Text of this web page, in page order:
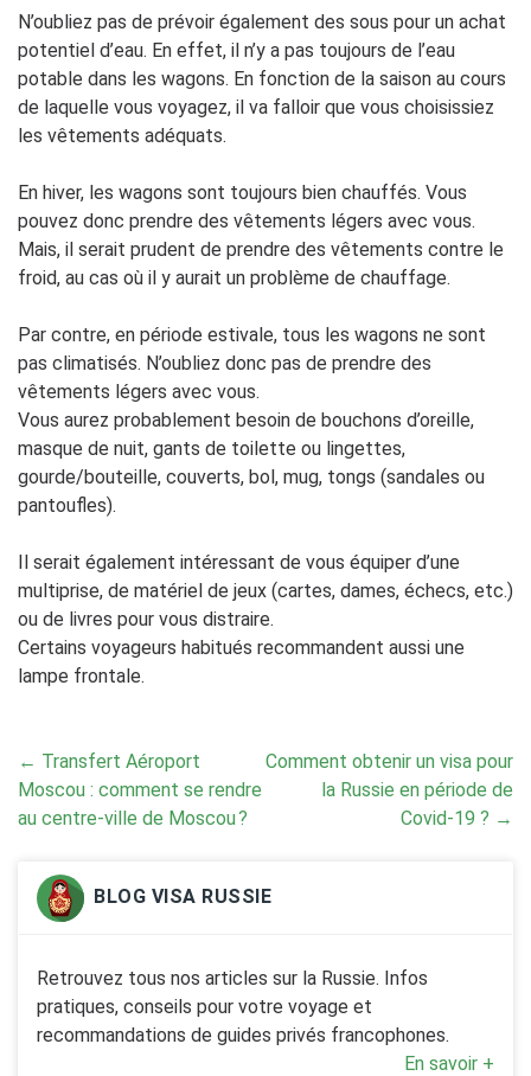
N’oubliez pas de prévoir également des sous pour un achat
potentiel d’eau. En effet, il n’y a pas toujours de l’eau
potable dans les wagons. En fonction de la saison au cours
de laquelle vous voyagez, il va falloir que vous choisissiez
les vêtements adéquats.
En hiver, les wagons sont toujours bien chauffés. Vous
pouvez donc prendre des vêtements légers avec vous.
Mais, il serait prudent de prendre des vêtements contre le
froid, au cas où il y aurait un problème de chauffage.
Par contre, en période estivale, tous les wagons ne sont
pas climatisés. N’oubliez donc pas de prendre des
vêtements légers avec vous.
Vous aurez probablement besoin de bouchons d’oreille,
masque de nuit, gants de toilette ou lingettes,
gourde/bouteille, couverts, bol, mug, tongs (sandales ou
pantoufles).
Il serait également intéressant de vous équiper d’une
multiprise, de matériel de jeux (cartes, dames, échecs, etc.)
ou de livres pour vous distraire.
Certains voyageurs habitués recommandent aussi une
lampe frontale.
Post
navigation
← Transfert Aéroport
Moscou : comment se rendre
au centre-ville de Moscou ?
Comment obtenir un visa pour
la Russie en période de
Covid-19 ? →
BLOG VISA RUSSIE
Retrouvez tous nos articles sur la Russie. Infos
pratiques, conseils pour votre voyage et
recommandations de guides privés francophones.
En savoir +